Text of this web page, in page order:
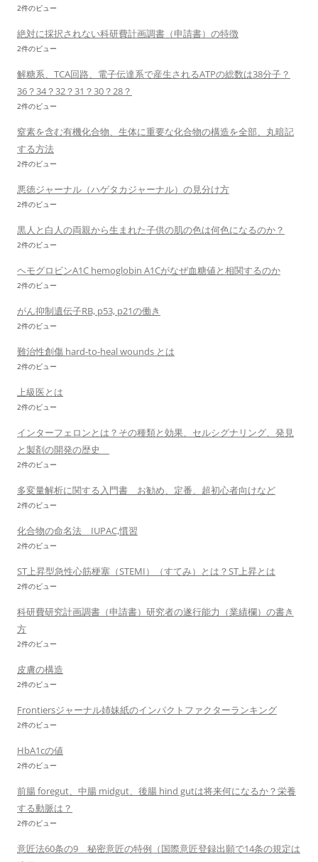
2件のビュー
絶対に採択されない科研費計画調書（申請書）の特徴
2件のビュー
解糖系、TCA回路、電子伝達系で産生されるATPの総数は38分子？
36？34？32？31？30？28？
2件のビュー
窒素を含む有機化合物、生体に重要な化合物の構造を全部、丸暗記
する方法
2件のビュー
悪徳ジャーナル（ハゲタカジャーナル）の見分け方
2件のビュー
黒人と白人の両親から生まれた子供の肌の色は何色になるのか？
2件のビュー
ヘモグロビンA1C hemoglobin A1Cがなぜ血糖値と相関するのか
2件のビュー
がん抑制遺伝子RB, p53, p21の働き
2件のビュー
難治性創傷 hard-to-heal wounds とは
2件のビュー
上級医とは
2件のビュー
インターフェロンとは？その種類と効果、セルシグナリング、発見
と製剤の開発の歴史
2件のビュー
多変量解析に関する入門書 お勧め、定番、超初心者向けなど
2件のビュー
化合物の命名法 IUPAC,慣習
2件のビュー
ST上昇型急性心筋梗塞（STEMI）（すてみ）とは？ST上昇とは
2件のビュー
科研費研究計画調書（申請書）研究者の遂行能力（業績欄）の書き
方
2件のビュー
皮膚の構造
2件のビュー
Frontiersジャーナル姉妹紙のインパクトファクターランキング
2件のビュー
HbA1cの値
2件のビュー
前腸 foregut、中腸 midgut、後腸 hind gutは将来何になるか？栄養
する動脈は？
2件のビュー
意匠法60条の9 秘密意匠の特例（国際意匠登録出願で14条の規定は